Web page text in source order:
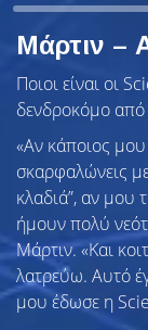
Μάρτιν –
Ποιοι είναι οι
δενδροκόμο από
«Αν κάποιος μου
σκαρφαλώνεις
κλαδιά”, αν μου
ήμουν πολύ
Μάρτιν. «Και
λατρεύω. Αυτό
μου έδωσε η